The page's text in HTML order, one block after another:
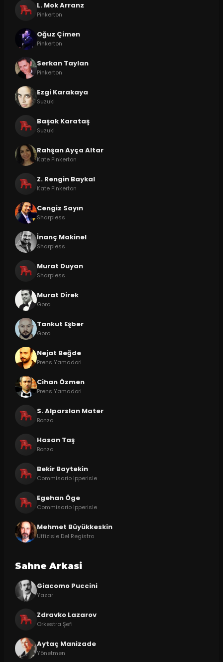
L. Mok Arranz
Pinkerton
Oğuz Çimen
Pinkerton
Serkan Taylan
Pinkerton
Ezgi Karakaya
Suzuki
Başak Karataş
Suzuki
Rahşan Ayça Altar
Kate Pinkerton
Z. Rengin Baykal
Kate Pinkerton
Cengiz Sayın
Sharpless
İnanç Makinel
Sharpless
Murat Duyan
Sharpless
Murat Direk
Goro
Tankut Eşber
Goro
Nejat Beğde
Prens Yamadori
Cihan Özmen
Prens Yamadori
S. Alparslan Mater
Bonzo
Hasan Taş
Bonzo
Bekir Baytekin
Commisario Ipperisle
Egehan Öge
Commisario Ipperisle
Mehmet Büyükkeskin
Uffizisle Del Registro
Sahne Arkasi
Giacomo Puccini
Yazar
Zdravko Lazarov
Orkestra Şefi
Aytaç Manizade
Yönetmen